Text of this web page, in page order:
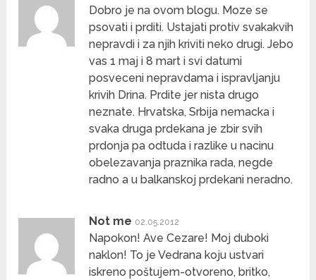
Dobro je na ovom blogu. Moze se
psovati i prditi. Ustajati protiv svakakvih
nepravdi i za njih kriviti neko drugi. Jebo
vas 1 maj i 8 mart i svi datumi
posveceni nepravdama i ispravljanju
krivih Drina. Prdite jer nista drugo
neznate. Hrvatska, Srbija nemacka i
svaka druga prdekana je zbir svih
prdonja pa odtuda i razlike u nacinu
obelezavanja praznika rada, negde
radno a u balkanskoj prdekani neradno.
Not me 02.05.2012
Napokon! Ave Cezare! Moj duboki
naklon! To je Vedrana koju ustvari
iskreno poštujem-otvoreno, britko,